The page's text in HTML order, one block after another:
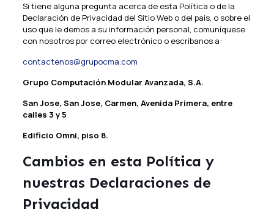
Si tiene alguna pregunta acerca de esta Política o de la
Declaración de Privacidad del Sitio Web o del país, o sobre el
uso que le demos a su información personal, comuníquese
con nosotros por correo electrónico o escríbanos a:
contactenos@grupocma.com
Grupo Computación Modular Avanzada, S.A.
San Jose, San Jose, Carmen, Avenida Primera, entre
calles 3 y 5
Edificio Omni, piso 8.
Cambios en esta Política y
nuestras Declaraciones de
Privacidad